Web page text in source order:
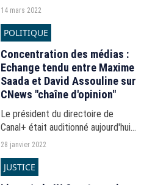
attendre", sorti il y a seulement six
14 mars 2022
POLITIQUE
Concentration des médias :
Echange tendu entre Maxime
Saada et David Assouline sur
CNews "chaîne d'opinion"
Le président du directoire de
Canal+ était auditionné aujourd'hui
par la commission d'enquête du
médias en France.
28 janvier 2022
JUSTICE